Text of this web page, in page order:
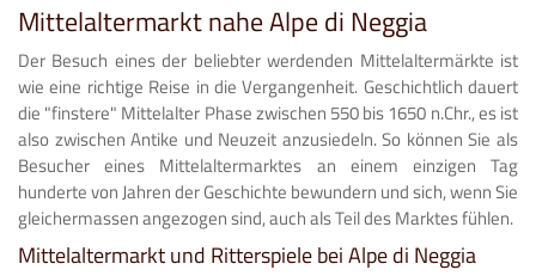
Mittelaltermarkt nahe Alpe di Neggia
Der Besuch eines der beliebter werdenden Mittelaltermärkte ist
wie eine richtige Reise in die Vergangenheit. Geschichtlich dauert
die "finstere" Mittelalter Phase zwischen 550 bis 1650 n.Chr., es ist
also zwischen Antike und Neuzeit anzusiedeln. So können Sie als
Besucher eines Mittelaltermarktes an einem einzigen Tag
hunderte von Jahren der Geschichte bewundern und sich, wenn Sie
gleichermassen angezogen sind, auch als Teil des Marktes fühlen.
Mittelaltermarkt und Ritterspiele bei Alpe di Neggia